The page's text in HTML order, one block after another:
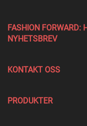
FASHION FORWARD:
NYHETSBREV
KONTAKT OSS
PRODUKTER